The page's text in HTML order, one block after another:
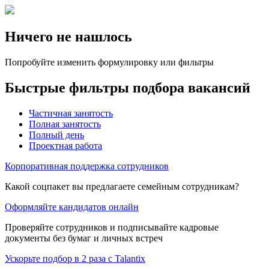
Ничего не нашлось
Попробуйте изменить формулировку или фильтры
Быстрые фильтры подбора вакансий
Частичная занятость
Полная занятость
Полный день
Проектная работа
Корпоративная поддержка сотрудников
Какой соцпакет вы предлагаете семейным сотрудникам?
Оформляйте кандидатов онлайн
Проверяйте сотрудников и подписывайте кадровые
документы без бумаг и личных встреч
Ускорьте подбор в 2 раза с Talantix